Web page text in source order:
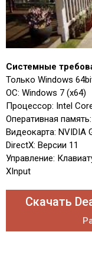
Системные
Только Windows
ОС: Windows 7 (x64)
Процессор: Intel
Оперативная
Видеокарта: NVIDIA
DirectX: Версии 11
Управление:
XInput
Скачать